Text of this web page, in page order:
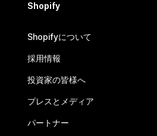
Shopify
Shopifyについて
採用情報
投資家の皆様へ
プレスとメディア
パートナー